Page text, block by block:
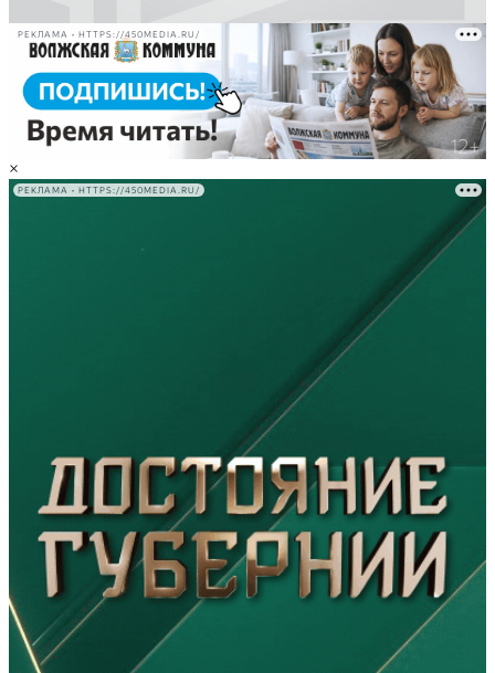
РЕКЛАМА • HTTPS://450MEDIA.RU/
×
РЕКЛАМА • HTTPS://450MEDIA.RU/